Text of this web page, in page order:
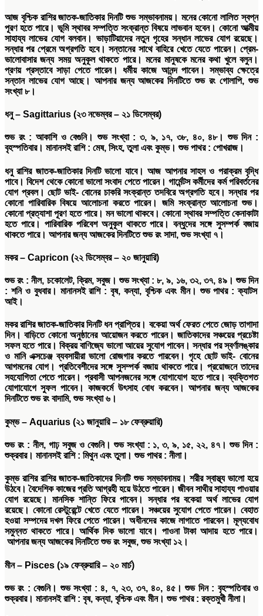
আজ বৃশ্চিক রাশির জাতক-জাতিকার দিনটি শুভ সম্ভাবনাময়। মনের কোনো লালিত স্বপ্ন
পূরণ হতে পারে। ভূমি স্থাবর সম্পত্তি সংক্রান্ত বিষয়ে লাভবান হবেন। কোনো আত্মীয়
সাহায্য লাভের যোগ বলবান। ভাড়াটিয়াদের নতুন গৃহের সন্ধান লাভের যোগ রয়েছে।
সন্ধার পর প্রেমে অগ্রগতি হবে। সন্তানের সাথে বাহিরে খেতে যেতে পারেন। প্রেম-
ভালোবাসার জন্য সময় অনুকূল থাকতে পারে। মনের মানুষকে মনের কথা খুলে বলুন।
প্রণয় প্রস্তাবে সাড়া পেতে পারেন। ধর্মীয় কাজে আনন্দ পাবেন। সম্ভাব্য ক্ষেত্রে
সন্তান লাভের যোগ আছে। আপনার জন্য আজকের দিনটিতে শুভ রং গোলাপি, শুভ
সংখ্যা ৮।
ধনু– Sagittarius (২৩ নভেম্বর– ২১ ডিসেম্বর)
শুভ রং: আকাশি ও বেগুনি।শুভ সংখ্যা: ৩, ৯, ১৭, ৩৮, ৪০, ৪৮।শুভ দিন:
বৃহস্পতিবার। মানানসই রাশি: মেষ, সিংহ,তুলা এবং কুম্ভ।শুভ পাথর: পোখরাজ।
ধনু রাশির জাতক-জাতিকার দিনটি ভালো যাবে। আজ আপনার সাহস ও পরাক্রম বৃদ্ধি
পাবে। বিদেশ থেকে কোনো ভালো সংবাদ পেতে পারেন। গার্মেন্টস কর্মীদের কর্ম পরিবর্তনের
যোগ প্রবল। ছোট ভাই- বোনের চাকরি সংক্রান্ত তদবিরে অগ্রগতি হবে। সন্ধার পর
কোনো পারিবারিক বিষয়ে আলোচনা করতে পারেন। জমি সংক্রান্ত আলোচনা শুভ।
কোনো প্রত্যাশা পূরণ হতে পারে। মন ভালো থাকবে। কোনো স্থাবর সম্পত্তি কেনাকাটা
হতে পারে। পারিবারিক পরিবেশ অনুকূল থাকতে পারে। বন্ধুদের সঙ্গে সুসম্পর্ক বজায়
থাকতে পারে। আপনার জন্য আজকের দিনটিতে শুভ রং সাদা, শুভ সংখ্যা ৭।
মকর– Capricon (২২ ডিসেম্বর– ২০ জানুয়ারি)
শুভ রং: নীল, চকোলেট, ক্রিম, সবুজ।শুভ সংখ্যা: ৮,৯, ১৬, ৩২, ৩৭, ৪৯।শুভ দিন
: শনি ও বুধবার। মানানসই রাশি: বৃষ, কন্যা, বৃশ্চিক এবং মীন।শুভ পাথর: ক্যাটস
আই।
মকর রাশির জাতক-জাতিকার দিনটি ধন প্রাপ্তির। বকেয়া অর্থ ফেরত পেতে জোড় তাগাদা
দিন। বাড়িতে কোনো অনুষ্ঠানের আয়োজন করতে পারেন। জাতিকাদের সঞ্চয়ের প্রচেষ্টা
সফল হতে পারে। বিক্রয় বাণিজ্যে ভালো আয়ের সুযোগ পাবেন। সন্ধার পর স্বর্ণালঙ্কার
ও মানি এক্সচেঞ্জ ব্যবসায়ীরা ভালো রোজগার করতে পারবেন। গৃহে ছোট ভাই- বোনের
আগমনের যোগ। প্রতিবেশীদের সঙ্গে সুসম্পর্ক বজায় থাকতে পারে। প্রয়োজনে তাদের
সহযোগিতা পেতে পারেন। প্রবাসী আপনজনের সঙ্গে যোগাযোগ হতে পারে। ব্যক্তিগত
যোগাযোগে সুফল পাবেন। কাজকর্মে উৎসাহ বোধ করবেন। আপনার জন্য আজকের
দিনটিতে শুভ রং বাদামি, শুভ সংখ্যা ৬।
কুম্ভ– Aquarius (২১ জানুয়ারি– ১৮ ফেব্রুয়ারি)
শুভ রং: নীল, গাঢ় সবুজ ও বেগুনি।শুভ সংখ্যা: ১,৩,৯, ১৫,২২, ৪৭।শুভ দিন:
শুক্রবার। মানানসই রাশি: মিথুন এবং তুলা।শুভ পাথর: নীলা।
কুম্ভ রাশির রাশির জাতক-জাতিকাদের দিনটি শুভ সম্ভাবনাময়। শরীর স্বাস্থ্য ভালো হয়ে
উঠবে। বৈদেশিক কাজের প্রতি আগ্রহী হয়ে উঠতে পারেন। জীবন সাথীর সাহায্য পাওয়ার
যোগ রয়েছে। মানসিক শান্তি ফিরে পাবেন। সন্ধার পর বকেয়া অর্থ লাভের যোগ
রয়েছে। কোনো রেস্টুরেন্টে খেতে যেতে পারেন। সঞ্চয়ের সুযোগ পেতে পারেন। বেহাত
হওয়া সম্পদের দখল ফিরে পেতে পারেন। অধীনদের কাজে লাগাতে পারবেন। মূল্যবোধ
সমুন্নত থাকতে পারে। আর্থিক দিক ভালো যাবে। পাওনা টাকা আদায় হতে পারে।
আপনার জন্য আজকের দিনটিতে শুভ রং সবুজ, শুভ সংখ্যা ১২।
মীন– Pisces (১৯ ফেব্রুয়ারি– ২০ মার্চ)
শুভ রং: বেগুনি।শুভ সংখ্যা: ৪, ৭,২৩, ৩৭, ৪০, ৪৫।শুভ দিন: বৃহস্পতিবার ও
শুক্রবার। মানানসই রাশি: বৃষ, কন্যা, বৃশ্চিক এবং মীন।শুভ পাথর: রক্তমুখী নীলা।